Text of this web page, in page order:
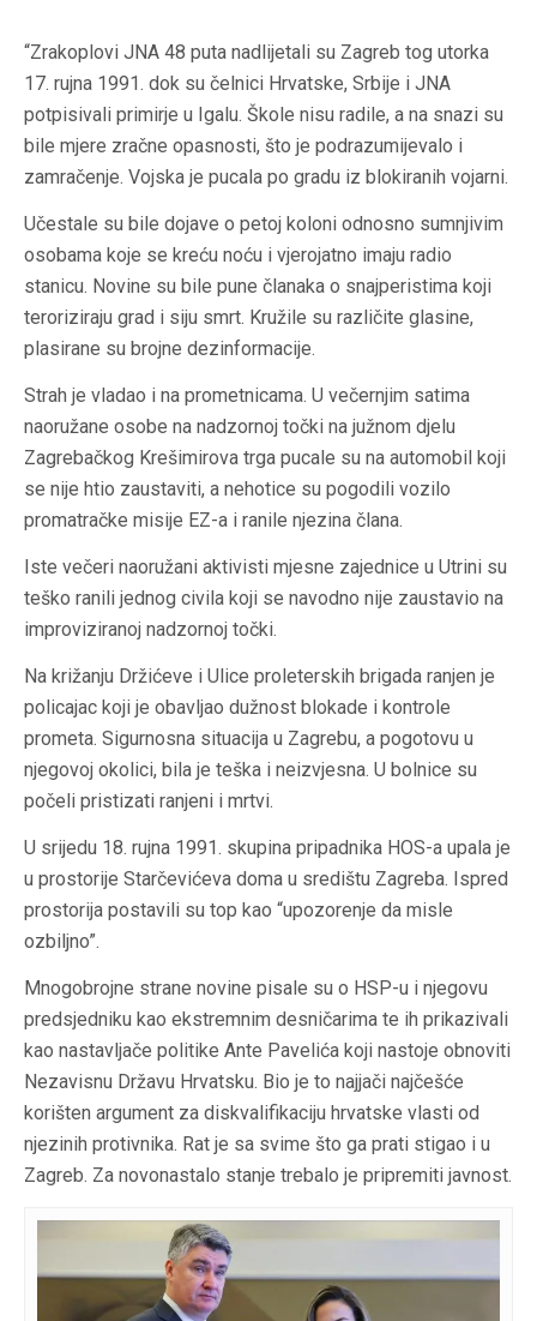
“Zrakoplovi JNA 48 puta nadlijetali su Zagreb tog utorka
17. rujna 1991. dok su čelnici Hrvatske, Srbije i JNA
potpisivali primirje u Igalu. Škole nisu radile, a na snazi su
bile mjere zračne opasnosti, što je podrazumijevalo i
zamračenje. Vojska je pucala po gradu iz blokiranih vojarni.
Učestale su bile dojave o petoj koloni odnosno sumnjivim
osobama koje se kreću noću i vjerojatno imaju radio
stanicu. Novine su bile pune članaka o snajperistima koji
teroriziraju grad i siju smrt. Kružile su različite glasine,
plasirane su brojne dezinformacije.
Strah je vladao i na prometnicama. U večernjim satima
naoružane osobe na nadzornoj točki na južnom djelu
Zagrebačkog Krešimirova trga pucale su na automobil koji
se nije htio zaustaviti, a nehotice su pogodili vozilo
promatračke misije EZ-a i ranile njezina člana.
Iste večeri naoružani aktivisti mjesne zajednice u Utrini su
teško ranili jednog civila koji se navodno nije zaustavio na
improviziranoj nadzornoj točki.
Na križanju Držićeve i Ulice proleterskih brigada ranjen je
policajac koji je obavljao dužnost blokade i kontrole
prometa. Sigurnosna situacija u Zagrebu, a pogotovu u
njegovoj okolici, bila je teška i neizvjesna. U bolnice su
počeli pristizati ranjeni i mrtvi.
U srijedu 18. rujna 1991. skupina pripadnika HOS-a upala je
u prostorije Starčevićeva doma u središtu Zagreba. Ispred
prostorija postavili su top kao “upozorenje da misle
ozbiljno”.
Mnogobrojne strane novine pisale su o HSP-u i njegovu
predsjedniku kao ekstremnim desničarima te ih prikazivali
kao nastavljače politike Ante Pavelića koji nastoje obnoviti
Nezavisnu Državu Hrvatsku. Bio je to najjači najčešće
korišten argument za diskvalifikaciju hrvatske vlasti od
njezinih protivnika. Rat je sa svime što ga prati stigao i u
Zagreb. Za novonastalo stanje trebalo je pripremiti javnost.